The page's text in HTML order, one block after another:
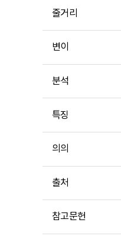
줄거리
변이
분석
특징
의의
출처
참고문헌